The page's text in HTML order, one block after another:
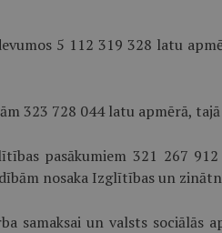
5 112 319 328 latu
323 728 044 latu apmērā,
pasākumiem 321 267
nosaka Izglītības un
samaksai un valsts sociālās